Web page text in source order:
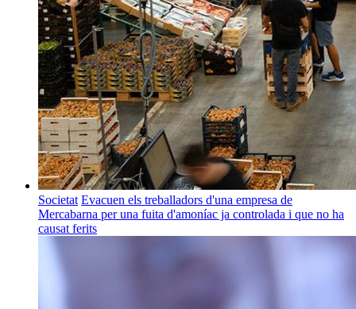
Societat Evacuen els treballadors d'una empresa de
Mercabarna per una fuita d'amoníac ja controlada i que no ha
causat ferits